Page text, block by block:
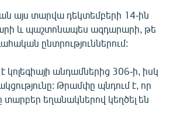
այս տարվա դեկտեմբերի 14-ին
և պաշտոնապես ազդարարի, թե
ընտրություններում:
կոլեգիայի անդամներից 306-ի, իսկ
Թրամփը պնդում է, որ
եղանակներով կեղծել են